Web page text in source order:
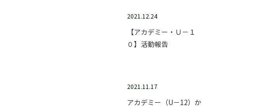
2021.12.24
【アカデミー・Ｕ－１
０】活動報告
2021.11.17
アカデミー（U－12）か